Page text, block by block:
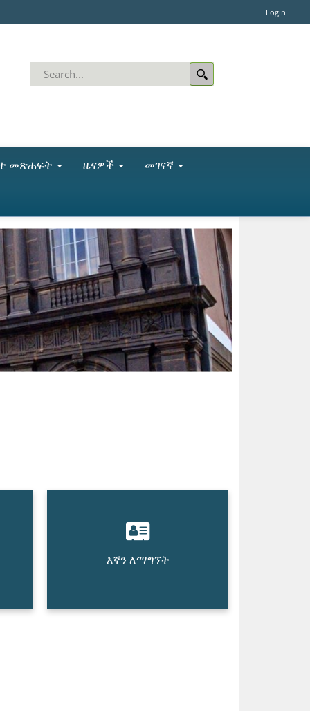
Login
መጽሐፍት ዜናዎች መገናኛ
እኛን ለማግኘት